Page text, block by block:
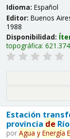
Idioma: Español
Editor: Buenos
1988
Disponibilidad:
topográfica:
Estación
provincia de
por Agua y Energía